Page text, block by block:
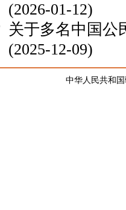
(2026-01-12)
关于多名中国公
(2025-12-09)
中华人民共和